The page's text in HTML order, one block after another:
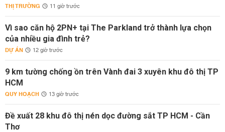
THỊ TRƯỜNG 11 giờ trước
Vì sao căn hộ 2PN+ tại The Parkland trở thành lựa chọn
của nhiều gia đình trẻ?
DỰ ÁN 12 giờ trước
9 km tường chống ồn trên Vành đai 3 xuyên khu đô thị TP
HCM
QUY HOẠCH 13 giờ trước
Đề xuất 28 khu đô thị nén dọc đường sắt TP HCM - Cần
Thơ